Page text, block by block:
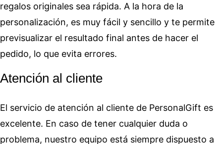
regalos originales sea rápida. A la hora de la
personalización, es muy fácil y sencillo y te permite
previsualizar el resultado final antes de hacer el
pedido, lo que evita errores.
Atención al cliente
El servicio de atención al cliente de PersonalGift es
excelente. En caso de tener cualquier duda o
problema, nuestro equipo está siempre dispuesto a